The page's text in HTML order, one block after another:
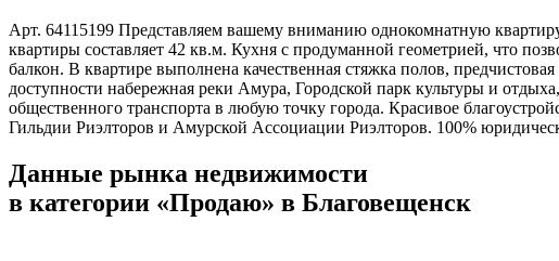
Арт. 64115199 Представляем вашему вниманию однокомнатную
квартиры составляет 42 кв.м. Кухня с продуманной геометрией, что
балкон. В квартире выполнена качественная стяжка полов,
доступности набережная реки Амура, Городской парк культуры и
общественного транспорта в любую точку города. Красивое
Гильдии Риэлторов и Амурской Ассоциации Риэлторов. 100%
Данные рынка недвижимости
в категории «Продаю» в Благовещенск